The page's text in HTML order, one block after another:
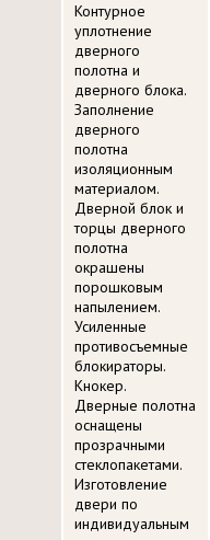
Контурное
уплотнение
дверного
полотна и
дверного блока.
Заполнение
дверного
полотна
изоляционным
материалом.
Дверной блок и
торцы дверного
полотна
окрашены
порошковым
напылением.
Усиленные
противосъемные
блокираторы.
Кнокер.
Дверные полотна
оснащены
прозрачными
стеклопакетами.
Изготовление
двери по
индивидуальным